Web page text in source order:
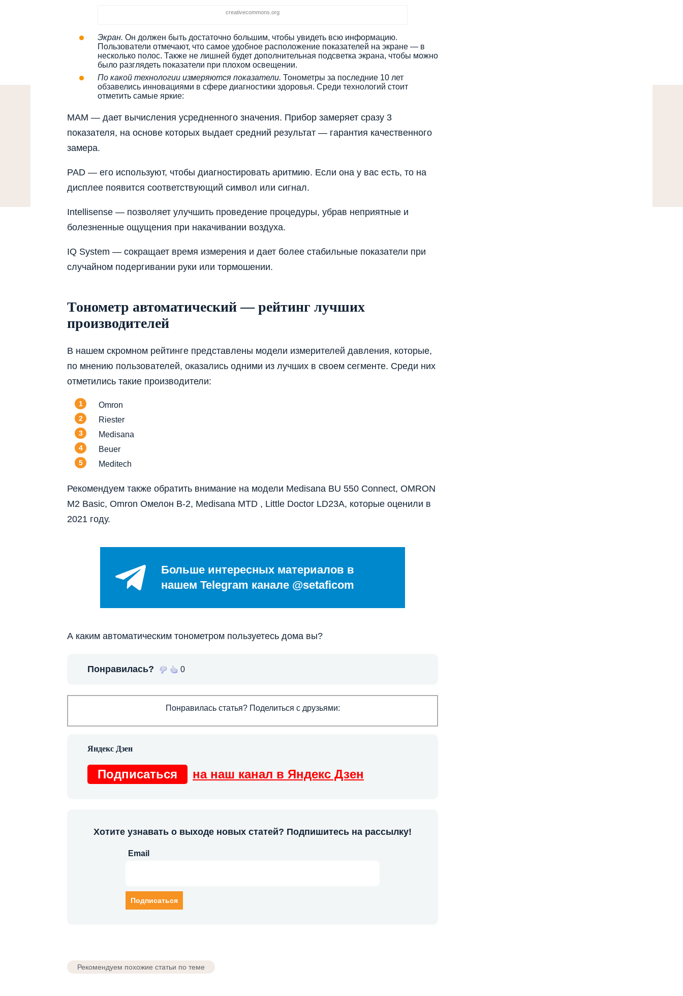
creativecommons.org
Экран. Он должен быть достаточно большим, чтобы увидеть всю информацию.
Пользователи отмечают, что самое удобное расположение показателей на экране — в
несколько полос. Также не лишней будет дополнительная подсветка экрана, чтобы можно
было разглядеть показатели при плохом освещении.
По какой технологии измеряются показатели. Тонометры за последние 10 лет
обзавелись инновациями в сфере диагностики здоровья. Среди технологий стоит
отметить самые яркие:
MAM — дает вычисления усредненного значения. Прибор замеряет сразу 3
показателя, на основе которых выдает средний результат — гарантия качественного
замера.
PAD — его используют, чтобы диагностировать аритмию. Если она у вас есть, то на
дисплее появится соответствующий символ или сигнал.
Intellisense — позволяет улучшить проведение процедуры, убрав неприятные и
болезненные ощущения при накачивании воздуха.
IQ System — сокращает время измерения и дает более стабильные показатели при
случайном подергивании руки или тормошении.
Тонометр автоматический — рейтинг лучших
производителей
В нашем скромном рейтинге представлены модели измерителей давления, которые,
по мнению пользователей, оказались одними из лучших в своем сегменте. Среди них
отметились такие производители:
Omron
Riester
Medisana
Beuer
Meditech
Рекомендуем также обратить внимание на модели Medisana BU 550 Connect, OMRON
M2 Basic, Omron Омелон B-2, Medisana MTD , Little Doctor LD23А, которые оценили в
2021 году.
Больше интересных материалов в
нашем Telegram канале @setaficom
А каким автоматическим тонометром пользуетесь дома вы?
Понравилась? 0
Понравилась статья? Поделиться с друзьями:
Подписаться на наш канал в Яндекс Дзен
Хотите узнавать о выходе новых статей? Подпишитесь на рассылку!
Email
Рекомендуем похожие статьи по теме